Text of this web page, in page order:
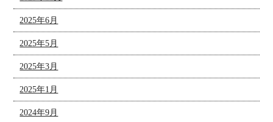
2025年6月
2025年5月
2025年3月
2025年1月
2024年9月